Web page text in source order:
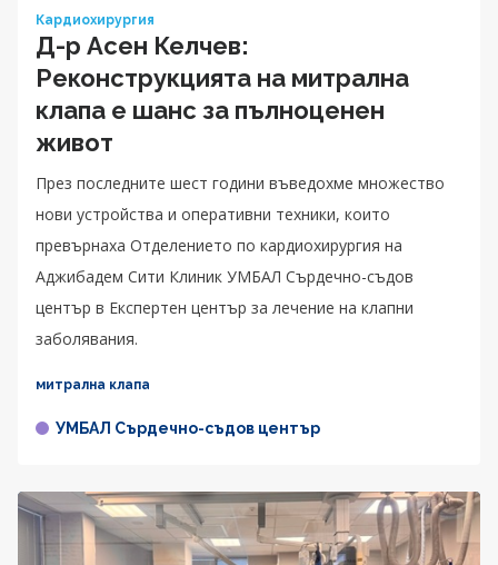
Кардиохирургия
Д-р Асен Келчев:
Реконструкцията на митрална
клапа е шанс за пълноценен
живот
През последните шест години въведохме множество
нови устройства и оперативни техники, които
превърнаха Отделението по кардиохирургия на
Аджибадем Сити Клиник УМБАЛ Сърдечно-съдов
център в Експертен център за лечение на клапни
заболявания.
митрална клапа
УМБАЛ Сърдечно-съдов център